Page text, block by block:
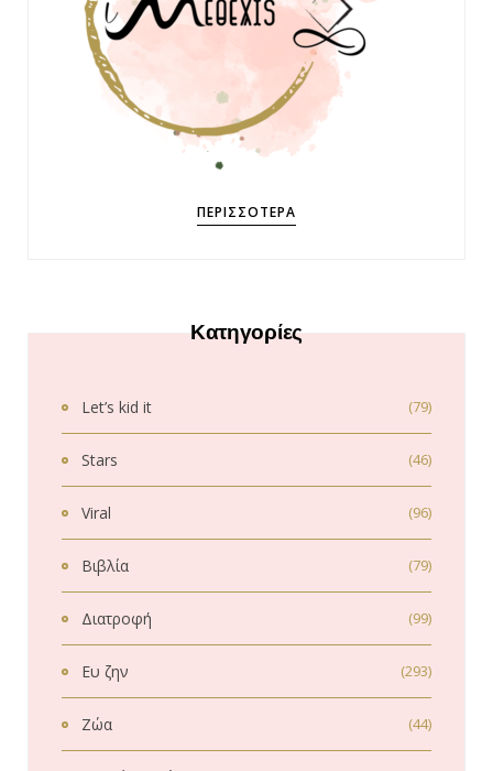
ΠΕΡΙΣΣΌΤΕΡΑ
Κατηγορίες
Let’s kid it (79)
Stars (46)
Viral (96)
Βιβλία (79)
Διατροφή (99)
Ευ ζην (293)
Ζώα (44)